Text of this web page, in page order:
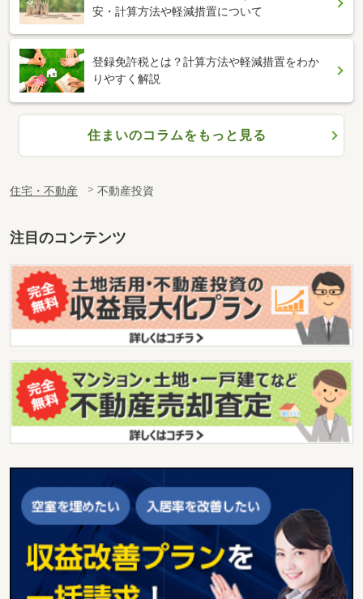
安・計算方法や軽減措置について
登録免許税とは？計算方法や軽減措置をわか
りやすく解説
住まいのコラムをもっと見る
住宅・不動産 不動産投資
注目のコンテンツ